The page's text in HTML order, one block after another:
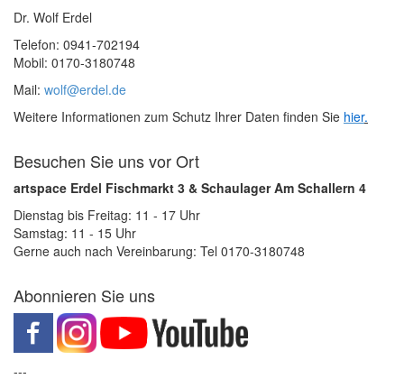
Dr. Wolf Erdel
Telefon: 0941-702194
Mobil: 0170-3180748
Mail: wolf@erdel.de
Weitere Informationen zum Schutz Ihrer Daten finden Sie hier.
Besuchen Sie uns vor Ort
artspace Erdel Fischmarkt 3 & Schaulager Am Schallern 4
Dienstag bis Freitag: 11 - 17 Uhr
Samstag: 11 - 15 Uhr
Gerne auch nach Vereinbarung: Tel 0170-3180748
Abonnieren Sie uns
---